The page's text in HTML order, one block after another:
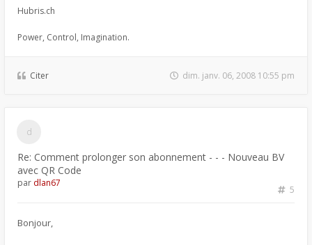
Hubris.ch
Power, Control, Imagination.
Citer dim. janv. 06, 2008 10:55 pm
Re: Comment prolonger son abonnement - - - Nouveau BV
avec QR Code
5
par dlan67
Bonjour,